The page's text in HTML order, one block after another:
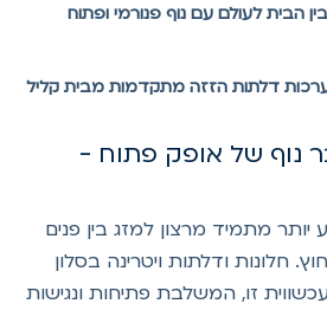
לעולם עם נוף פנורמי ופתוח
דלתות הזזה מתקדמות מבית קליל
של אופק פתוח -
מתמיד מרצון למזג בין פנים
ודלתות ויטרינה בסלון
זו, המשלבת פתיחות ונגישות